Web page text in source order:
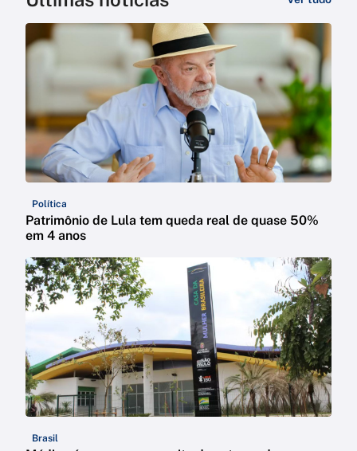
Política
Patrimônio de Lula tem queda real de quase 50%
em 4 anos
Brasil